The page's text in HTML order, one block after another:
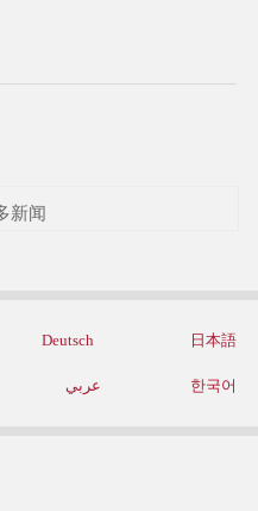
新闻
Deutsch 日本語
عربي 한국어